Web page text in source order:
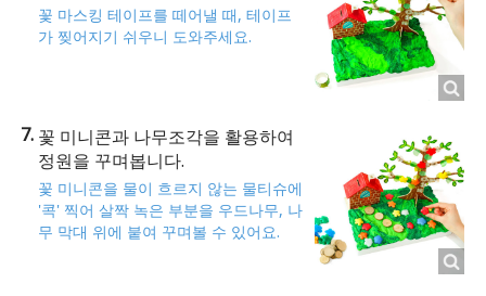
꽃 마스킹 테이프를 떼어낼 때, 테이프
가 찢어지기 쉬우니 도와주세요.
꽃 미니콘과 나무조각을 활용하여
정원을 꾸며봅니다.
꽃 미니콘을 물이 흐르지 않는 물티슈에
'콕' 찍어 살짝 녹은 부분을 우드나무, 나
무 막대 위에 붙여 꾸며볼 수 있어요.